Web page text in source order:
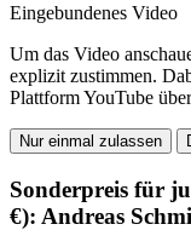
Eingebundenes Video
Um das Video
explizit zustimmen.
Plattform YouTube
Nur einmal zulassen
Sonderpreis für
€): Andreas